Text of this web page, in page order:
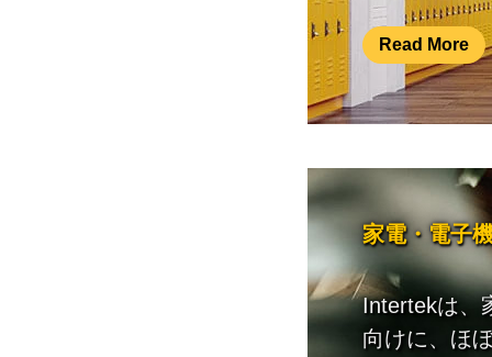
Read More
家電・電子
Intertekは、
向けに、ほ